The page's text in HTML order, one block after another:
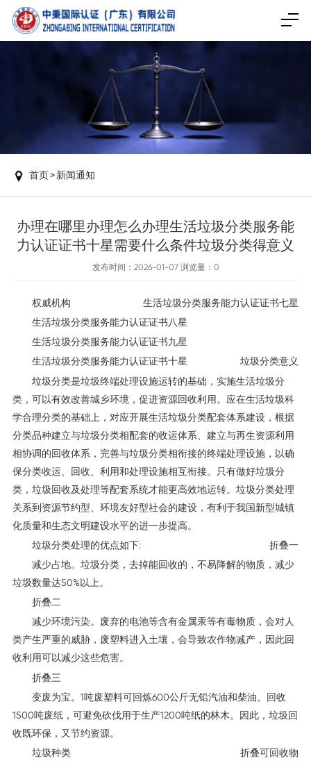
首页>新闻通知
办理在哪里办理怎么办理生活垃圾分类服务能
力认证证书十星需要什么条件垃圾分类得意义
发布时间：2026-01-07 浏览量： 0
权威机构
生活垃圾分类服务能力认证证书七星
生活垃圾分类服务能力认证证书八星
生活垃圾分类服务能力认证证书九星
生活垃圾分类服务能力认证证书十星
垃圾分类意义
垃圾分类是垃圾终端处理设施运转的基础，实施生活垃圾分
类，可以有效改善城乡环境，促进资源回收利用。应在生活垃圾科
学合理分类的基础上，对应开展生活垃圾分类配套体系建设，根据
分类品种建立与垃圾分类相配套的收运体系、建立与再生资源利用
相协调的回收体系，完善与垃圾分类相衔接的终端处理设施，以确
保分类收运、回收、利用和处理设施相互衔接。只有做好垃圾分
类，垃圾回收及处理等配套系统才能更高效地运转。垃圾分类处理
关系到资源节约型、环境友好型社会的建设，有利于我国新型城镇
化质量和生态文明建设水平的进一步提高。
垃圾分类处理的优点如下:
折叠一
减少占地。垃圾分类，去掉能回收的，不易降解的物质，减少
垃圾数量达50%以上。
折叠二
减少环境污染。废弃的电池等含有金属汞等有毒物质，会对人
类产生严重的威胁，废塑料进入土壤，会导致农作物减产，因此回
收利用可以减少这些危害。
折叠三
变废为宝。1吨废塑料可回炼600公斤无铅汽油和柴油。回收
1500吨废纸，可避免砍伐用于生产1200吨纸的林木。因此，垃圾回
收既环保，又节约资源。
垃圾种类
折叠可回收物